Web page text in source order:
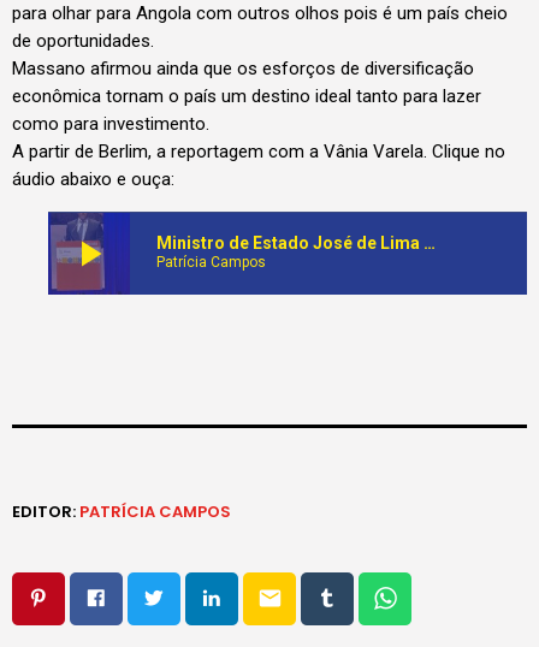
para olhar para Angola com outros olhos pois é um país cheio
de oportunidades.
Massano afirmou ainda que os esforços de diversificação
econômica tornam o país um destino ideal tanto para lazer
como para investimento.
A partir de Berlim, a reportagem com a Vânia Varela. Clique no
áudio abaixo e ouça:
play_arrow Ministro de Estado José de Lima Massano afirma que a diversificação econômica está a tornar Angola num destino ideal para turistas e investidores
Patrícia Campos
EDITOR: PATRÍCIA CAMPOS
email